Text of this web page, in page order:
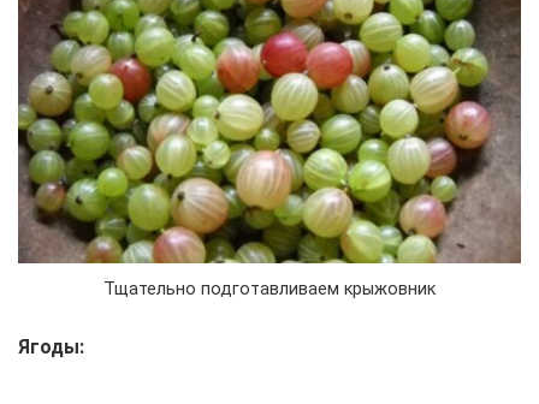
Тщательно подготавливаем крыжовник
Ягоды: